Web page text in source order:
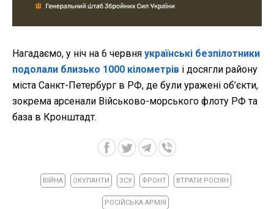
Нагадаємо, у ніч на 6 червня українські безпілотники
подолали близько 1000 кілометрів і досягли району
міста Санкт-Петербург в РФ, де були уражені об’єкти,
зокрема арсенали Військово-морського флоту РФ та
база в Кронштадт.
ВІЙНА ОКУПАНТИ ЗСУ ФРОНТ ВТРАТИ РОСІЯН
РОСІЙСЬКА АРМІЯ